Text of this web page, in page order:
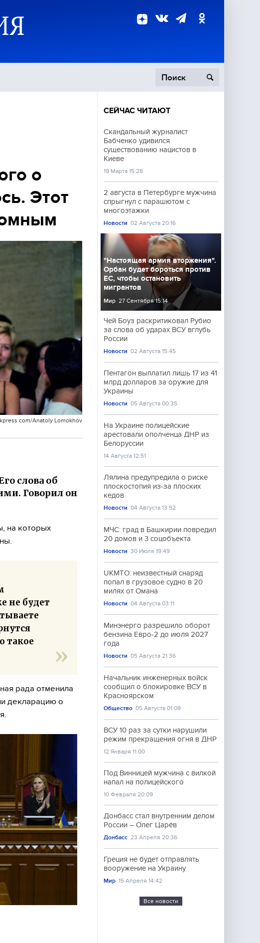
Происшествия
о
Этот
Anatoly Lomokhov
слова об
Говорил он
на которых
не будет
такое
рада отменила
декларацию о
СЕЙЧАС ЧИТАЮТ
Скандальный журналист
Бабченко удивился
существованию нацистов в
Киеве
19 Марта 15:28
2 августа в Петербурге мужчина
спрыгнул с парашютом с
многоэтажки
Новости 02 Августа 20:16
"Настоящая армия вторжения".
Орбан будет бороться против
ЕС, чтобы остановить
мигрантов
Мир 27 Сентября 15:14
Чей Боуз раскритиковал Рубио
за слова об ударах ВСУ вглубь
России
Новости 02 Августа 15:45
Пентагон выплатил лишь 17 из 41
млрд долларов за оружие для
Украины
Новости 05 Августа 00:35
На Украине полицейские
арестовали ополченца ДНР из
Белоруссии
14 Августа 12:51
Лялина предупредила о риске
плоскостопия из-за плоских
кедов
Новости 04 Августа 13:52
МЧС: град в Башкирии повредил
20 домов и 3 соцобъекта
Новости 30 Июля 19:49
UKMTO: неизвестный снаряд
попал в грузовое судно в 20
милях от Омана
Новости 04 Августа 03:11
Минэнерго разрешило оборот
бензина Евро-2 до июля 2027
года
Новости 05 Августа 21:36
Начальник инженерных войск
сообщил о блокировке ВСУ в
Красноярском
Общество 05 Августа 01:09
ВСУ 10 раз за сутки нарушили
режим прекращения огня в ДНР
12 Января 11:00
Под Винницей мужчина с вилкой
напал на полицейского
10 Февраля 20:09
Донбасс стал внутренним делом
России – Олег Царёв
Донбасс 23 Апреля 20:36
Греция не будет отправлять
вооружение на Украину
Мир 15 Апреля 14:42
Все новости